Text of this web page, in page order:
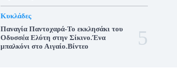
Κυκλάδες
Παναγία Παντοχαρά-Το εκκλησάκι του
Οδυσσέα Ελύτη στην Σίκινο.Ένα
μπαλκόνι στο Αιγαίο.Βίντεο